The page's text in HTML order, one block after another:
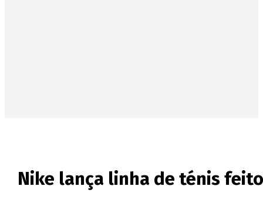
Nike lança linha de ténis